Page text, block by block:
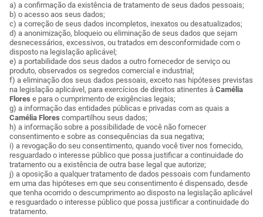
a) a confirmação da existência de tratamento de seus dados pessoais;
b) o acesso aos seus dados;
c) a correção de seus dados incompletos, inexatos ou desatualizados;
d) a anonimização, bloqueio ou eliminação de seus dados que sejam
desnecessários, excessivos, ou tratados em desconformidade com o
disposto na legislação aplicável;
e) a portabilidade dos seus dados a outro fornecedor de serviço ou
produto, observados os segredos comercial e industrial;
f) a eliminação dos seus dados pessoais, exceto nas hipóteses previstas
na legislação aplicável, para exercícios de direitos atinentes à Camélia
Flores e para o cumprimento de exigências legais;
g) a informação das entidades públicas e privadas com as quais a
Camélia Flores compartilhou seus dados;
h) a informação sobre a possibilidade de você não fornecer
consentimento e sobre as consequências da sua negativa;
i) a revogação do seu consentimento, quando você tiver nos fornecido,
resguardado o interesse público que possa justificar a continuidade do
tratamento ou a existência de outra base legal que autorize;
j) a oposição a qualquer tratamento de dados pessoais com fundamento
em uma das hipóteses em que seu consentimento é dispensado, desde
que tenha ocorrido o descumprimento ao disposto na legislação aplicável
e resguardado o interesse público que possa justificar a continuidade do
tratamento.